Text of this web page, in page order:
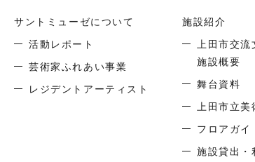
サントミューゼについて
活動レポート
芸術家ふれあい事業
レジデントアーティスト
施設紹介
上田市交
施設概要
舞台資料
上田市立
フロアガイ
施設貸出・